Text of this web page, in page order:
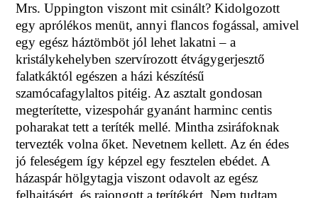
Mrs. Uppington viszont mit csinált? Kidolgozott
egy aprólékos menüt, annyi flancos fogással, amivel
egy egész háztömböt jól lehet lakatni – a
kristálykehelyben szervírozott étvágygerjesztő
falatkáktól egészen a házi készítésű
szamócafagylaltos pitéig. Az asztalt gondosan
megterítette, vizespohár gyanánt harminc centis
poharakat tett a teríték mellé. Mintha zsiráfoknak
tervezték volna őket. Nevetnem kellett. Az én édes
jó feleségem így képzel egy fesztelen ebédet. A
házaspár hölgytagja viszont odavolt az egész
felhajtásért, és rajongott a terítékért. Nem tudtam